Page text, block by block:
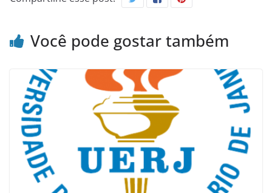
Você pode gostar também